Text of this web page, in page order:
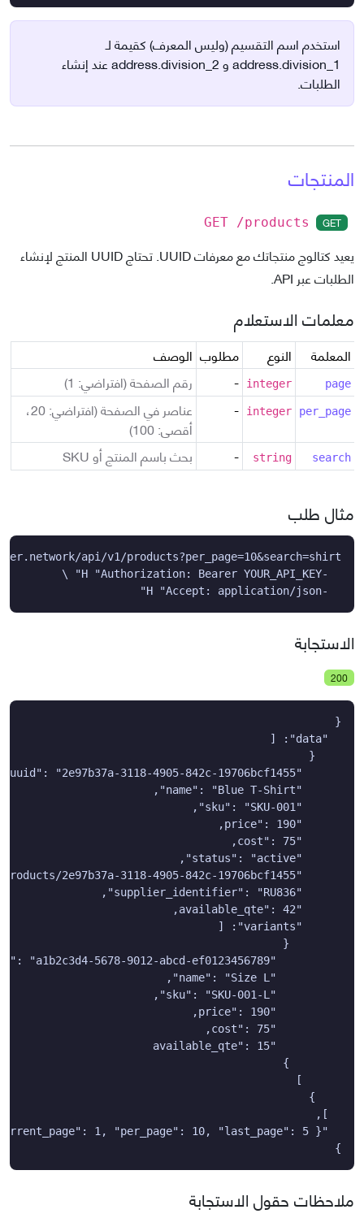
استخدم اسم التقسيم (وليس المعرف) كقيمة لـ
address.division_1 و address.division_2 عند إنشاء
الطلبات.
المنتجات
GET
GET /products
يعيد كتالوج منتجاتك مع معرفات UUID. تحتاج UUID المنتج لإنشاء
الطلبات عبر API.
معلمات الاستعلام
المعلمة النوع مطلوب الوصف
page
integer
- رقم الصفحة (افتراضي: 1)
per_page
integer
-
عناصر في الصفحة (افتراضي: 20،
أقصى: 100)
search
string
- بحث باسم المنتج أو SKU
مثال طلب
  -H "Accept: application/json"
الاستجابة
200
}
ملاحظات حقول الاستجابة